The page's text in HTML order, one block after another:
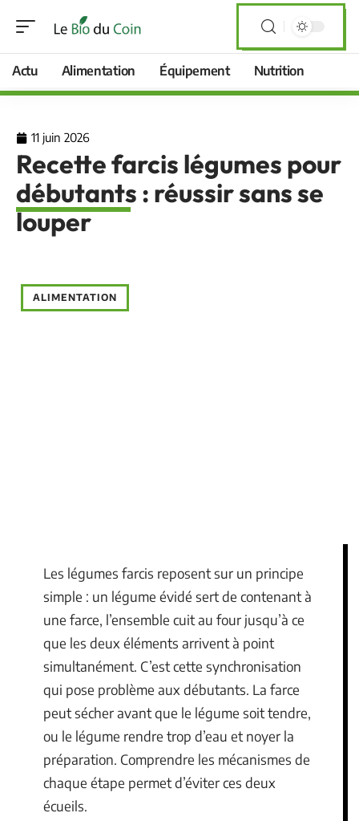
Actu Alimentation Équipement Nutrition
11 juin 2026
Recette farcis légumes pour
débutants : réussir sans se
louper
ALIMENTATION
Les légumes farcis reposent sur un principe
simple : un légume évidé sert de contenant à
une farce, l’ensemble cuit au four jusqu’à ce
que les deux éléments arrivent à point
simultanément. C’est cette synchronisation
qui pose problème aux débutants. La farce
peut sécher avant que le légume soit tendre,
ou le légume rendre trop d’eau et noyer la
préparation. Comprendre les mécanismes de
chaque étape permet d’éviter ces deux
écueils.